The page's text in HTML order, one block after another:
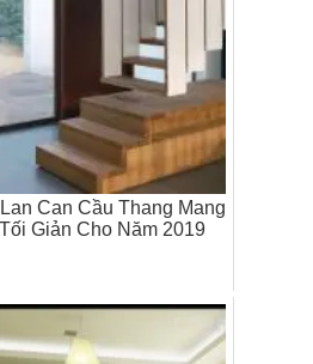
Can Cầu Thang Mang
Giản Cho Năm 2019